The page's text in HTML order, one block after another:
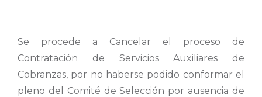
Se procede a Cancelar el proceso de
Contratación de Servicios Auxiliares de
Cobranzas, por no haberse podido conformar el
pleno del Comité de Selección por ausencia de